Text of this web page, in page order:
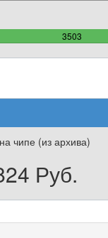
3503
100%
чипе (из архива)
Руб.